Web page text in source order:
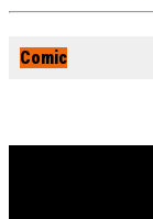
Comic